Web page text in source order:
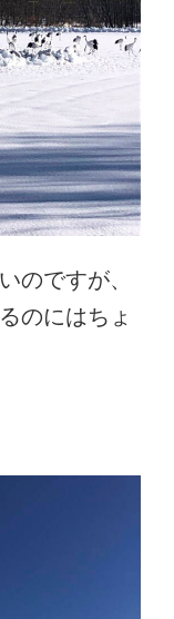
のですが、
のにはちょ